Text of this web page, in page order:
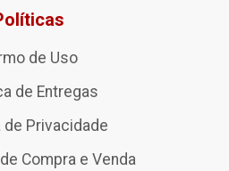
de Uso
de Entregas
de Privacidade
Compra e Venda